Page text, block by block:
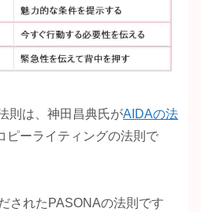
則は、神田昌典氏がAIDAの法
ピーライティングの法則で
されたPASONAの法則です